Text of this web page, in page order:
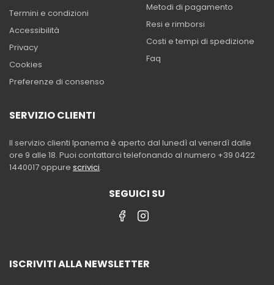
Termini e condizioni
Accessibilità
Privacy
Cookies
Preferenze di consenso
Metodi di pagamento
Resi e rimborsi
Costi e tempi di spedizione
Faq
SERVIZIO CLIENTI
Il servizio clienti Ipanema è aperto dal lunedì al venerdì dalle
ore 9 alle 18. Puoi contattarci telefonando al numero +39 0422
1440017 oppure scrivici.
SEGUICI SU
ISCRIVITI ALLA NEWSLETTER